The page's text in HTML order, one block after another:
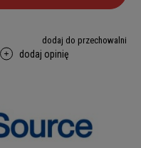
dodaj do przechowalni
dodaj opinię